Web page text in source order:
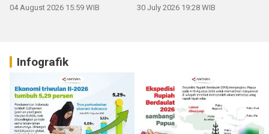
04 August 2026 15:59 WIB 30 July 2026 19:28 WIB
Infografik